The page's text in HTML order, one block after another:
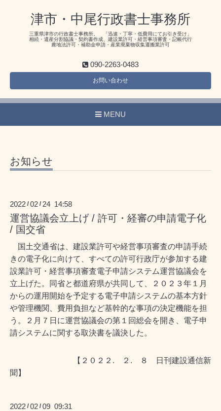
津市・中尾行政書士事務所
三重県津市の行政書士事務所。 「迅速・丁寧・低費用にてお引き受け」
相続・遺産分割協議・契約書作成、建設業許可・経営事項審査・記帳代行
農地法許可・補助金申請・産業廃棄物収集運搬業許可
090-2263-0483
お問い合わせ
MENU
お知らせ
2022 /02 / 24 14:58
運営協議会立上げ / 許可・経審の申請電子化
/ 国交省
国土交通省は、建設業許可や経営事項審査の申請手続
きの電子化に向けて、すべての許可行政庁が参加する建
設業許可・経営事項審査電子申請システム運営協議会を
立上げた。同省と都道府県が共同して、２０２３年１月
からの運用開始を予定する電子申請システムの基本方針
や管理機関、費用負担など基幹的な事項の決定機能を担
う。２月７日に運営協議会の第１回総会を開き、電子申
請システムに関する取決書を議決した。
【２０２２. ２. ８ 日刊建設通信新
聞】
2022 /02 /09 09:31